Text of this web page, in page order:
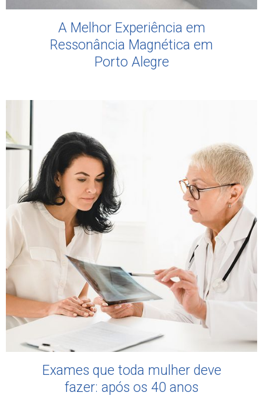
A Melhor Experiência em
Ressonância Magnética em
Porto Alegre
Exames que toda mulher deve
fazer: após os 40 anos